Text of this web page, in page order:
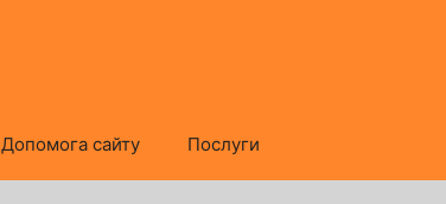
Допомога сайту Послуги